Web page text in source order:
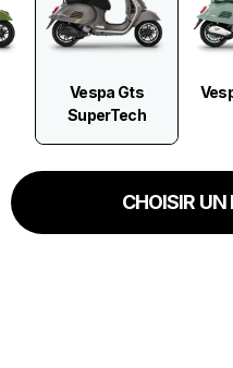
Vespa Gts
SuperTech
CHOISIR